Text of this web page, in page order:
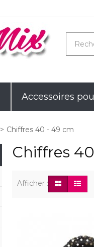
Accessoires
> Chiffres 40 - 49 cm
Chiffres
Afficher :